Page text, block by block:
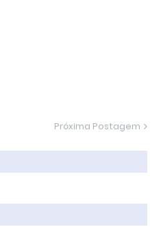
Próxima Postagem